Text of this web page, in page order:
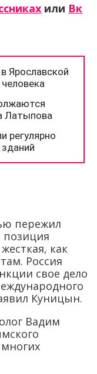
или Вк
пережил
как
Россия
свое дело
Куницын.
Вадим